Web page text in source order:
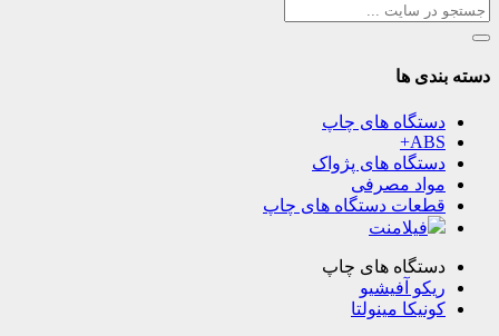
دسته بندی ها
دستگاه های چاپ
ABS+
دستگاه های پژواک
مواد مصرفی
قطعات دستگاه های چاپ
فیلامنت
دستگاه های چاپ
ریکو آفیشیو
کونیکا مینولتا